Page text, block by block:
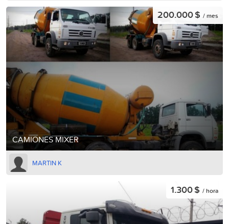
CAMIONES MIXER
200.000 $ / mes
MARTIN K
1.300 $ / hora